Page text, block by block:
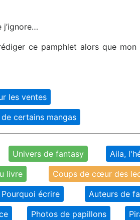
j’ignore…
ce pamphlet alors que mon
les ventes
certains mangas
Univers de fantasy
Aila,
livre
Coups de cœur des
Pourquoi écrire
Auteurs de
Photos de papillons